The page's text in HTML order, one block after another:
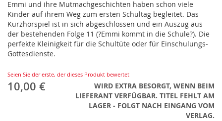
Emmi und ihre Mutmachgeschichten haben schon viele
Kinder auf ihrem Weg zum ersten Schultag begleitet. Das
Kurzhörspiel ist in sich abgeschlossen und ein Auszug aus
der bestehenden Folge 11 (?Emmi kommt in die Schule?). Die
perfekte Kleinigkeit für die Schultüte oder für Einschulungs-
Gottesdienste.
Seien Sie der erste, der dieses Produkt bewertet
10,00 €
WIRD EXTRA BESORGT, WENN BEIM
LIEFERANT VERFÜGBAR. TITEL FEHLT AM
LAGER - FOLGT NACH EINGANG VOM
VERLAG.